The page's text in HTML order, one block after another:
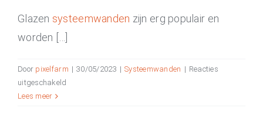
Glazen systeemwanden zijn erg populair en
worden […]
Door pixelfarm | 30/05/2023 | Systeemwanden | Reacties
uitgeschakeld
Lees meer